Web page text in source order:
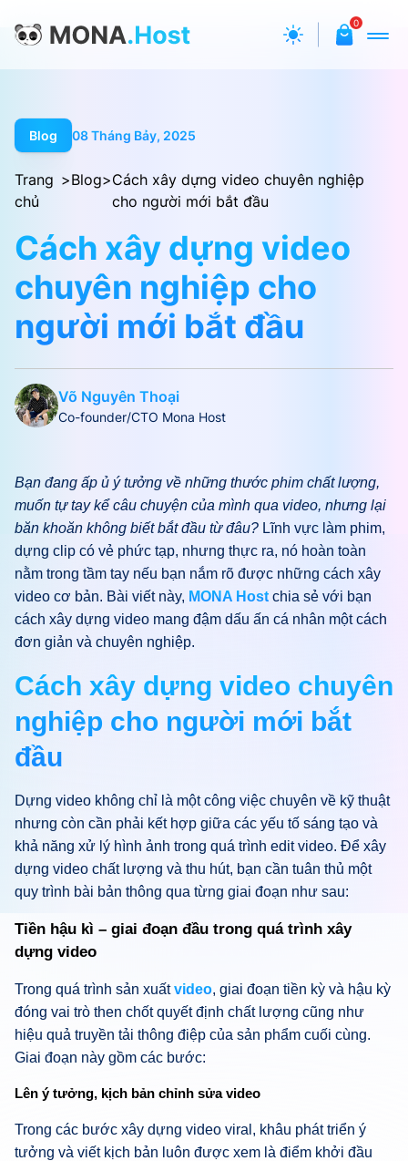
0
Blog 08 Tháng Bảy, 2025
Trang
chủ
>Blog>Cách xây dựng video chuyên nghiệp
cho người mới bắt đầu
Cách xây dựng video
chuyên nghiệp cho
người mới bắt đầu
Võ Nguyên Thoại
Co-founder/CTO Mona Host
Bạn đang ấp ủ ý tưởng về những thước phim chất lượng,
muốn tự tay kể câu chuyện của mình qua video, nhưng lại
băn khoăn không biết bắt đầu từ đâu? Lĩnh vực làm phim,
dựng clip có vẻ phức tạp, nhưng thực ra, nó hoàn toàn
nằm trong tầm tay nếu bạn nắm rõ được những cách xây
video cơ bản. Bài viết này, MONA Host chia sẻ với bạn
cách xây dựng video mang đậm dấu ấn cá nhân một cách
đơn giản và chuyên nghiệp.
Cách xây dựng video chuyên
nghiệp cho người mới bắt
đầu
Dựng video không chỉ là một công việc chuyên về kỹ thuật
nhưng còn cần phải kết hợp giữa các yếu tố sáng tạo và
khả năng xử lý hình ảnh trong quá trình edit video. Để xây
dựng video chất lượng và thu hút, bạn cần tuân thủ một
quy trình bài bản thông qua từng giai đoạn như sau:
Tiền hậu kì – giai đoạn đầu trong quá trình xây
dựng video
Trong quá trình sản xuấtvideo, giai đoạn tiền kỳ và hậu kỳ
đóng vai trò then chốt quyết định chất lượng cũng như
hiệu quả truyền tải thông điệp của sản phẩm cuối cùng.
Giai đoạn này gồm các bước:
Lên ý tưởng, kịch bản chỉnh sửa video
Trong các bước xây dựng video viral, khâu phát triển ý
tưởng và viết kịch bản luôn được xem là điểm khởi đầu